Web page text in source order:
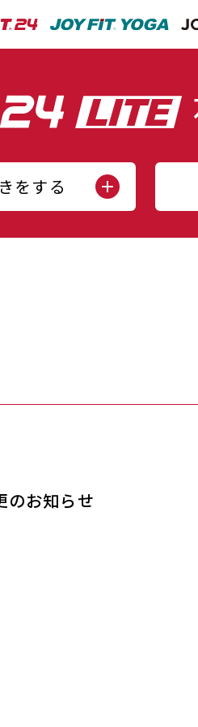
をする
のお知らせ